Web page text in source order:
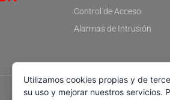
Control de Acceso
Alarmas de Intrusión
Utilizamos cookies propias y de
su uso y mejorar nuestros servicios.